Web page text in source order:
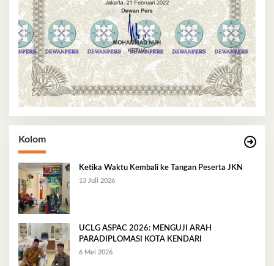
Kolom
Ketika Waktu Kembali ke Tangan Peserta JKN
13 Juli 2026
UCLG ASPAC 2026: MENGUJI ARAH
PARADIPLOMASI KOTA KENDARI
6 Mei 2026